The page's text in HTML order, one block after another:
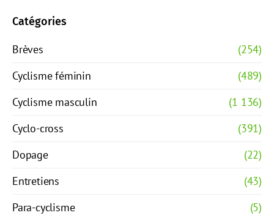
Catégories
Brèves
(254)
Cyclisme féminin
(489)
Cyclisme masculin
(1 136)
Cyclo-cross
(391)
Dopage
(22)
Entretiens
(43)
Para-cyclisme
(5)